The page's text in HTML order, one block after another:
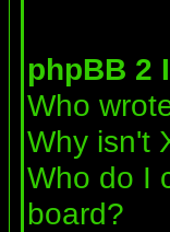
phpBB 2
Who
Why isn't
Who do I
board?